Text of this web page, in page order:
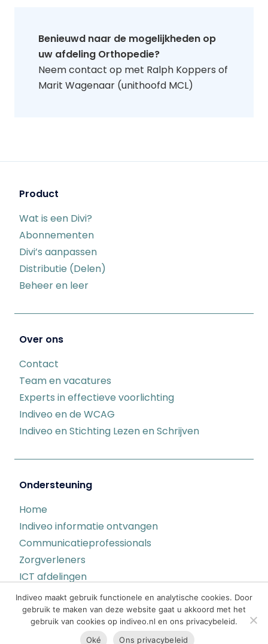
Benieuwd naar de mogelijkheden op
uw afdeling Orthopedie?
Neem contact op met Ralph Koppers of
Marit Wagenaar (unithoofd MCL)
Product
Wat is een Divi?
Abonnementen
Divi’s aanpassen
Distributie (Delen)
Beheer en leer
Over ons
Contact
Team en vacatures
Experts in effectieve voorlichting
Indiveo en de WCAG
Indiveo en Stichting Lezen en Schrijven
Ondersteuning
Home
Indiveo informatie ontvangen
Communicatieprofessionals
Zorgverleners
ICT afdelingen
Indiveo statuspagina
Privacy
Indiveo maakt gebruik functionele en analytische cookies. Door
gebruik te maken van deze website gaat u akkoord met het
gebruik van cookies op indiveo.nl en ons privacybeleid.
Oké
Ons privacybeleid